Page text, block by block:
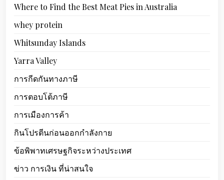
Where to Find the Best Meat Pies in Australia
whey protein
Whitsunday Islands
Yarra Valley
การกีดกันทางภาษี
การตอบโต้ภาษี
การเมืองการค้า
กินโปรตีนก่อนออกกำลังกาย
ข้อพิพาทเศรษฐกิจระหว่างประเทศ
ข่าว การเงิน ที่น่าสนใจ